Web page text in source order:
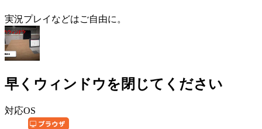
実況プレイなどはご自由に。
早くウィンドウを閉じてください
対応OS